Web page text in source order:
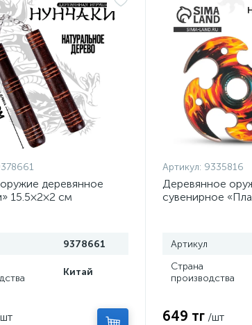
деревянное
15.5×2×2 см
9378661
Китай
Артикул: 9335816
Деревянное
сувенирное
Артикул
Страна
производства
649 тг /шт